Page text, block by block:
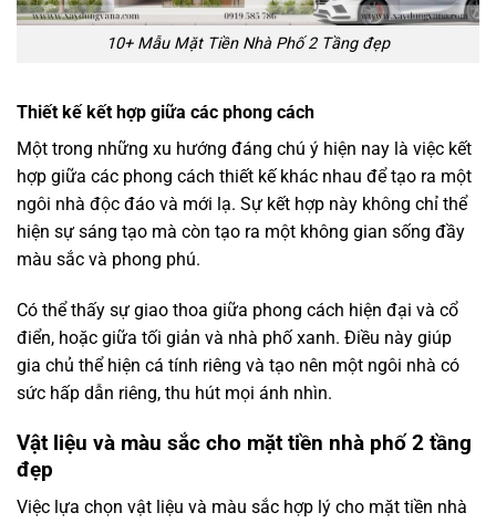
10+ Mẫu Mặt Tiền Nhà Phố 2 Tầng đẹp
Thiết kế kết hợp giữa các phong cách
Một trong những xu hướng đáng chú ý hiện nay là việc kết
hợp giữa các phong cách thiết kế khác nhau để tạo ra một
ngôi nhà độc đáo và mới lạ. Sự kết hợp này không chỉ thể
hiện sự sáng tạo mà còn tạo ra một không gian sống đầy
màu sắc và phong phú.
Có thể thấy sự giao thoa giữa phong cách hiện đại và cổ
điển, hoặc giữa tối giản và nhà phố xanh. Điều này giúp
gia chủ thể hiện cá tính riêng và tạo nên một ngôi nhà có
sức hấp dẫn riêng, thu hút mọi ánh nhìn.
Vật liệu và màu sắc cho mặt tiền nhà phố 2 tầng
đẹp
Việc lựa chọn vật liệu và màu sắc hợp lý cho mặt tiền nhà